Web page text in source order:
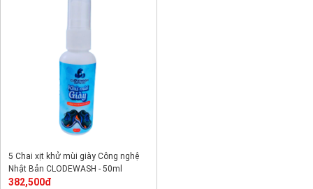
5 Chai xịt khử mùi giày Công nghệ
Nhật Bản CLODEWASH - 50ml
382,500đ